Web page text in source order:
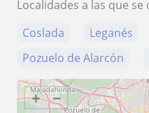
Localidades a las que
Coslada
Leganés
Pozuelo de Alarcón
+ −